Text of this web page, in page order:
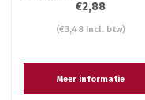
€2,88
(€3,48 Incl. btw)
Meer informatie